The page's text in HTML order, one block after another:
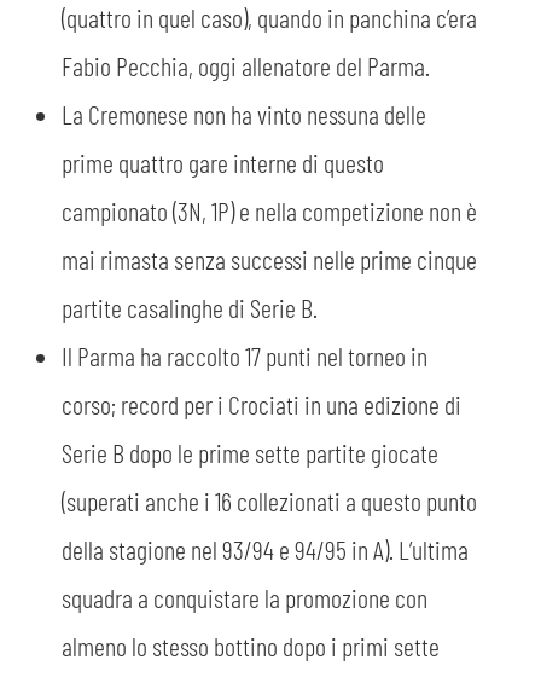
(quattro in quel caso), quando in panchina c’era
Fabio Pecchia, oggi allenatore del Parma.
La Cremonese non ha vinto nessuna delle
prime quattro gare interne di questo
campionato (3N, 1P) e nella competizione non è
mai rimasta senza successi nelle prime cinque
partite casalinghe di Serie B.
Il Parma ha raccolto 17 punti nel torneo in
corso; record per i Crociati in una edizione di
Serie B dopo le prime sette partite giocate
(superati anche i 16 collezionati a questo punto
della stagione nel 93/94 e 94/95 in A). L’ultima
squadra a conquistare la promozione con
almeno lo stesso bottino dopo i primi sette